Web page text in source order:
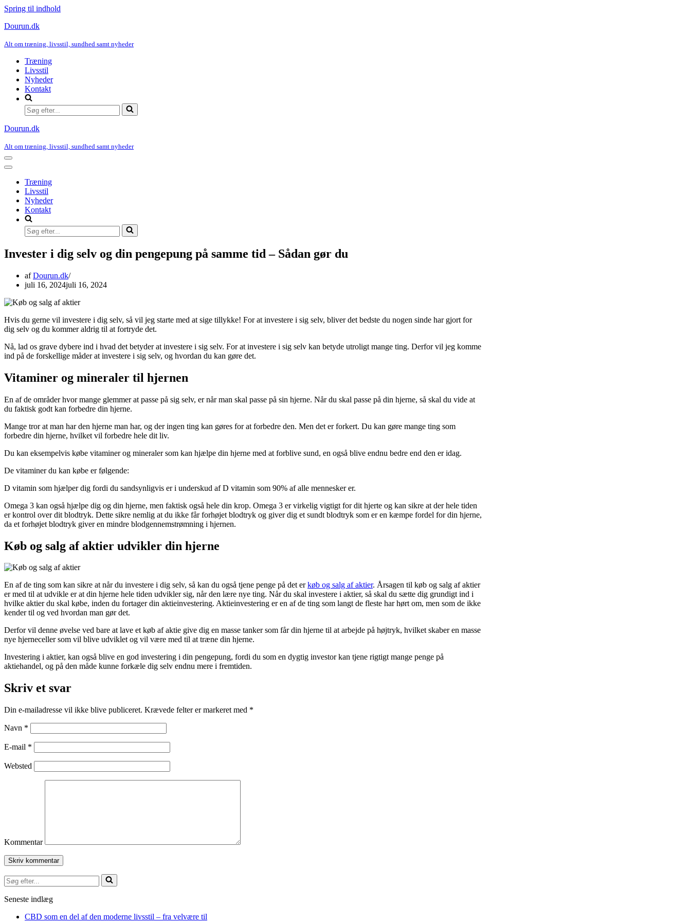
Spring til indhold
Dourun.dk
Alt om træning, livsstil, sundhed samt nyheder
Træning
Livsstil
Nyheder
Kontakt
Søg
efter...
Dourun.dk
Alt om træning, livsstil, sundhed samt nyheder
Navigation
menu
Navigation
Træning
Livsstil
Nyheder
Kontakt
Søg
efter...
Invester i dig selv og din pengepung på samme tid – Sådan gør du
afDourun.dk
juli 16, 2024juli 16, 2024
Hvis du gerne vil investere i dig selv, så vil jeg starte med at sige tillykke! For at investere i sig selv, bliver det bedste du nogen sinde har gjort for
dig selv og du kommer aldrig til at fortryde det.
Nå, lad os grave dybere ind i hvad det betyder at investere i sig selv. For at investere i sig selv kan betyde utroligt mange ting. Derfor vil jeg komme
ind på de forskellige måder at investere i sig selv, og hvordan du kan gøre det.
Vitaminer og mineraler til hjernen
En af de områder hvor mange glemmer at passe på sig selv, er når man skal passe på sin hjerne. Når du skal passe på din hjerne, så skal du vide at
du faktisk godt kan forbedre din hjerne.
Mange tror at man har den hjerne man har, og der ingen ting kan gøres for at forbedre den. Men det er forkert. Du kan gøre mange ting som
forbedre din hjerne, hvilket vil forbedre hele dit liv.
Du kan eksempelvis købe vitaminer og mineraler som kan hjælpe din hjerne med at forblive sund, en også blive endnu bedre end den er idag.
De vitaminer du kan købe er følgende:
D vitamin som hjælper dig fordi du sandsynligvis er i underskud af D vitamin som 90% af alle mennesker er.
Omega 3 kan også hjælpe dig og din hjerne, men faktisk også hele din krop. Omega 3 er virkelig vigtigt for dit hjerte og kan sikre at der hele tiden
er kontrol over dit blodtryk. Dette sikre nemlig at du ikke får forhøjet blodtryk og giver dig et sundt blodtryk som er en kæmpe fordel for din hjerne,
da et forhøjet blodtryk giver en mindre blodgennemstrømning i hjernen.
Køb og salg af aktier udvikler din hjerne
En af de ting som kan sikre at når du investere i dig selv, så kan du også tjene penge på det erkøb og salg af aktier. Årsagen til køb og salg af aktier
er med til at udvikle er at din hjerne hele tiden udvikler sig, når den lære nye ting. Når du skal investere i aktier, så skal du sætte dig grundigt ind i
hvilke aktier du skal købe, inden du fortager din aktieinvestering. Aktieinvestering er en af de ting som langt de fleste har hørt om, men som de ikke
kender til og ved hvordan man gør det.
Derfor vil denne øvelse ved bare at lave et køb af aktie give dig en masse tanker som får din hjerne til at arbejde på højtryk, hvilket skaber en masse
nye hjerneceller som vil blive udviklet og vil være med til at træne din hjerne.
Investering i aktier, kan også blive en god investering i din pengepung, fordi du som en dygtig investor kan tjene rigtigt mange penge på
aktiehandel, og på den måde kunne forkæle dig selv endnu mere i fremtiden.
Skriv et svar
Din e-mailadresse vil ikke blive publiceret. Krævede felter er markeret med *
Navn *
E-mail *
Websted
Kommentar
Søg
efter...
Seneste indlæg
CBD som en del af den moderne livsstil – fra velvære til